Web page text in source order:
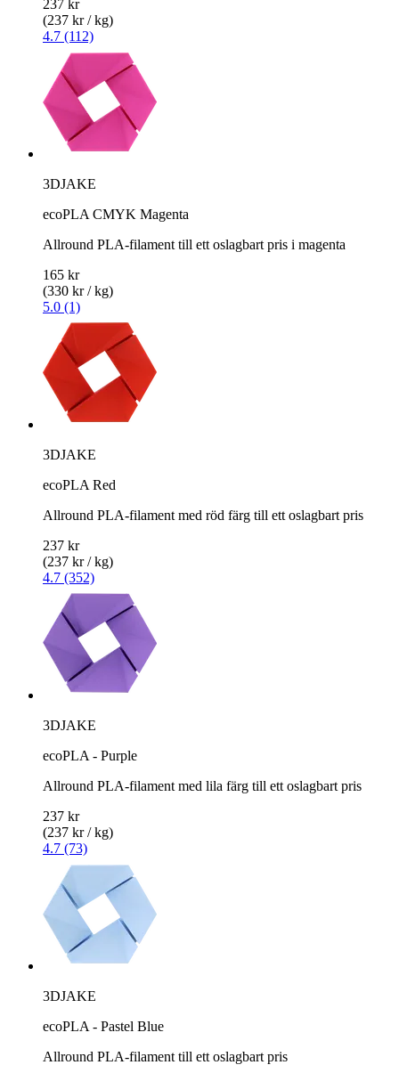
237 kr
(237 kr / kg)
4.7 (112)
3DJAKE
ecoPLA CMYK Magenta
Allround PLA-filament till ett oslagbart pris i magenta
165 kr
(330 kr / kg)
5.0 (1)
3DJAKE
ecoPLA Red
Allround PLA-filament med röd färg till ett oslagbart pris
237 kr
(237 kr / kg)
4.7 (352)
3DJAKE
ecoPLA - Purple
Allround PLA-filament med lila färg till ett oslagbart pris
237 kr
(237 kr / kg)
4.7 (73)
3DJAKE
ecoPLA - Pastel Blue
Allround PLA-filament till ett oslagbart pris